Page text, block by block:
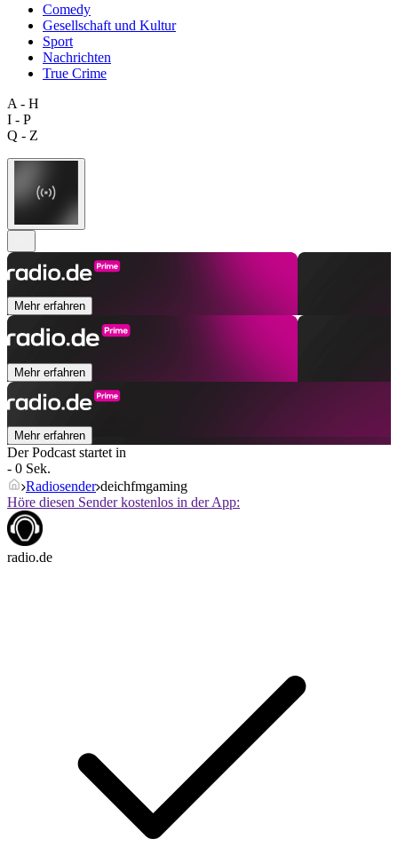
Comedy
Gesellschaft und Kultur
Sport
Nachrichten
True Crime
A - H
I - P
Q - Z
Mehr erfahren
Mehr erfahren
Mehr erfahren
Der Podcast startet in
- 0 Sek.
Radiosender deichfmgaming
Höre diesen Sender kostenlos in der App:
radio.de